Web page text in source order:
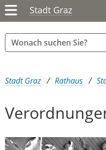
Stadt Graz
Sie sind hier:
Stadt Graz Rathaus